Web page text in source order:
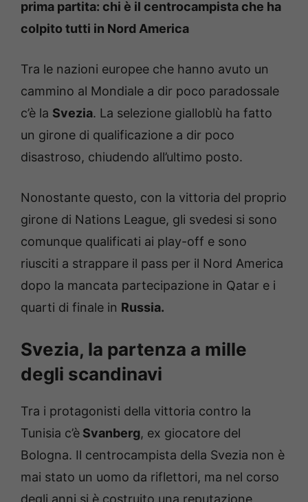
prima partita: chi è il centrocampista che ha
colpito tutti in Nord America
Tra le nazioni europee che hanno avuto un
cammino al Mondiale a dir poco paradossale
c’è la Svezia. La selezione gialloblù ha fatto
un girone di qualificazione a dir poco
disastroso, chiudendo all’ultimo posto.
Nonostante questo, con la vittoria del proprio
girone di Nations League, gli svedesi si sono
comunque qualificati ai play-off e sono
riusciti a strappare il pass per il Nord America
dopo la mancata partecipazione in Qatar e i
quarti di finale in Russia.
Svezia, la partenza a mille
degli scandinavi
Tra i protagonisti della vittoria contro la
Tunisia c’è Svanberg, ex giocatore del
Bologna. Il centrocampista della Svezia non è
mai stato un uomo da riflettori, ma nel corso
degli anni si è costruito una reputazione